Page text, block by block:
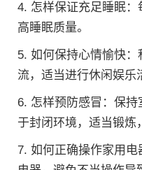
4. 怎样保证充足睡眠
高睡眠质量。
5. 如何保持心情愉快
流，适当进行休闲娱乐
6. 怎样预防感冒：保
于封闭环境，适当锻炼
7. 如何正确操作家用电